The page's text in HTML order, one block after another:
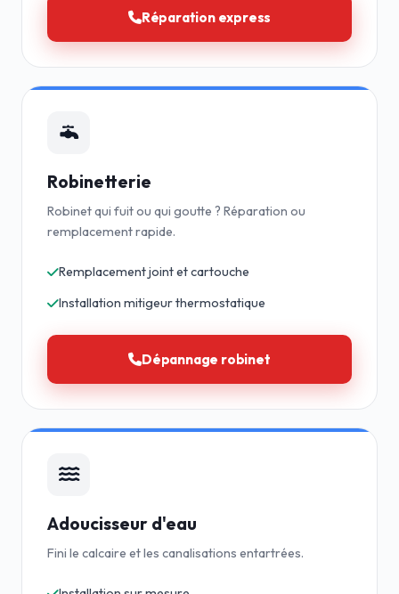
Réparation express
Robinetterie
Robinet qui fuit ou qui goutte ? Réparation ou
remplacement rapide.
Remplacement joint et cartouche
Installation mitigeur thermostatique
Dépannage robinet
Adoucisseur d'eau
Fini le calcaire et les canalisations entartrées.